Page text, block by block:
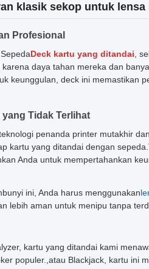
klasik sekop untuk
Profesional
Deck kartu yang ditandai ,
daya tahan mereka dan
keunggulan, deck ini memastikan
Tidak Terlihat
penanda printer mutakhir
kartu yang ditandai dengan
Anda untuk mempertahankan
ini, Anda harus menggunakan
lebih aman untuk menipu tanpa
kartu yang ditandai kami
populer.,atau Blackjack, kartu ini